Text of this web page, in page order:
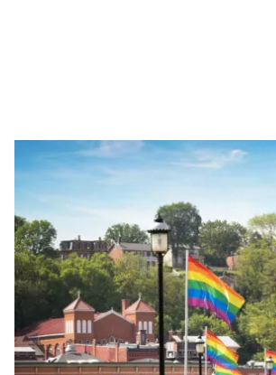
Viajes LGBTQIA+ en Illinois